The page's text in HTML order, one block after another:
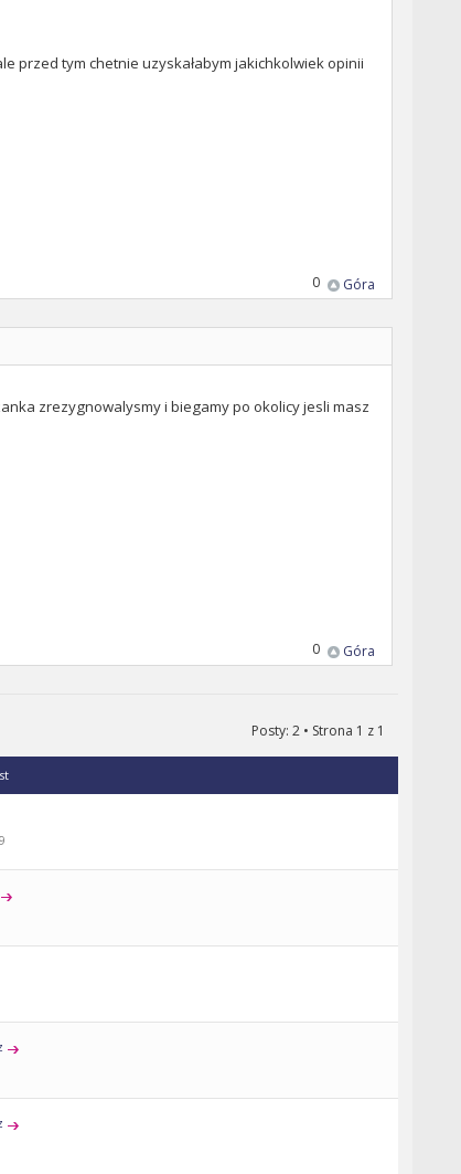
przed tym chetnie uzyskałabym jakichkolwiek opinii
Góra
0
zrezygnowalysmy i biegamy po okolicy jesli masz
Góra
0
Posty: 2 • Strona 1 z 1